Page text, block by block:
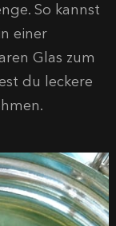
So kannst
einer
Glas zum
du leckere